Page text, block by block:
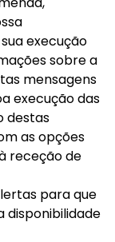
execução
sobre a
mensagens
execução das
destas
as opções
receção de
para que
disponibilidade